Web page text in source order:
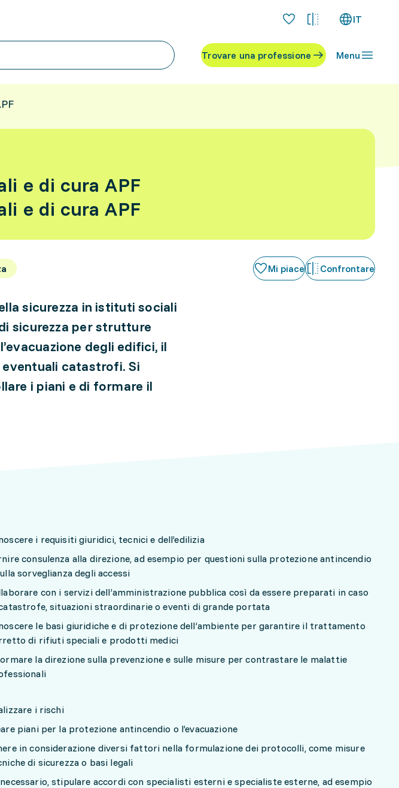
IT
Trovare una professione Menu
e di cura APF
e di cura APF
Mi piace Confrontare
sicurezza in istituti sociali
sicurezza per strutture
degli edifici, il
catastrofi. Si
i piani e di formare il
i requisiti giuridici, tecnici e dell’edilizia
consulenza alla direzione, ad esempio per questioni sulla protezione antincendio
sorveglianza degli accessi
con i servizi dell’amministrazione pubblica così da essere preparati in caso
situazioni straordinarie o eventi di grande portata
le basi giuridiche e di protezione dell’ambiente per garantire il trattamento
di rifiuti speciali e prodotti medici
la direzione sulla prevenzione e sulle misure per contrastare le malattie
i rischi
piani per la protezione antincendio o l’evacuazione
in considerazione diversi fattori nella formulazione dei protocolli, come misure
di sicurezza o basi legali
stipulare accordi con specialisti esterni e specialiste esterne, ad esempio